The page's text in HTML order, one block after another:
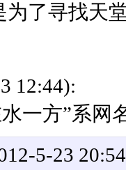
了寻找天
12:44):
一方”系网
5-23